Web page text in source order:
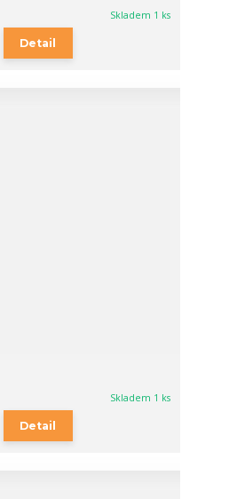
Skladem 1 ks
Detail
Skladem 1 ks
Detail